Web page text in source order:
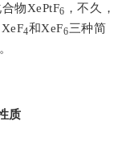
物XePtF6 ，不久，
XeF4和XeF6三种简
质